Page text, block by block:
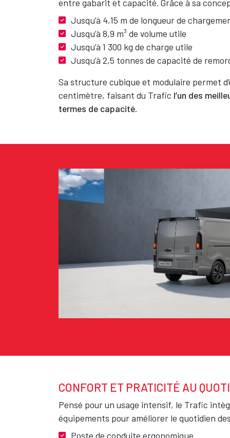
entre gabarit et capacité. Grâce à sa
Jusqu’à 4,15 m de longueur de
Jusqu’à 8,9 m³ de volume utile
Jusqu’à 1 300 kg de charge utile
Jusqu’à 2,5 tonnes de capacité de
Sa structure cubique et modulaire permet
centimètre, faisant du Trafic l’un des
termes de capacité.
Texte
Texte
CONFORT ET PRATICITÉ AU
Pensé pour un usage intensif, le Trafic
équipements pour améliorer le quotidien
Poste de conduite ergonomique